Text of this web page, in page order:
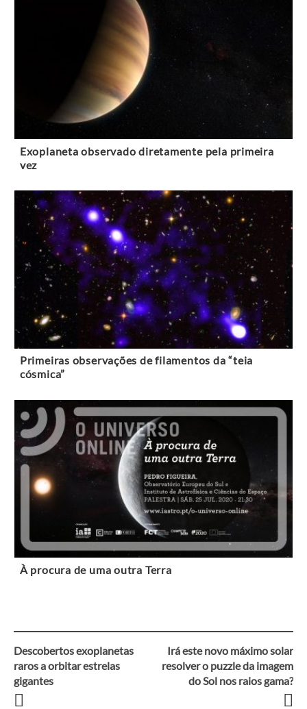
Exoplaneta observado diretamente pela primeira
vez
Primeiras observações de filamentos da “teia
cósmica”
À procura de uma outra Terra
Navegação
entre
Descobertos exoplanetas
raros a orbitar estrelas
gigantes
Irá este novo máximo solar
resolver o puzzle da imagem
do Sol nos raios gama?